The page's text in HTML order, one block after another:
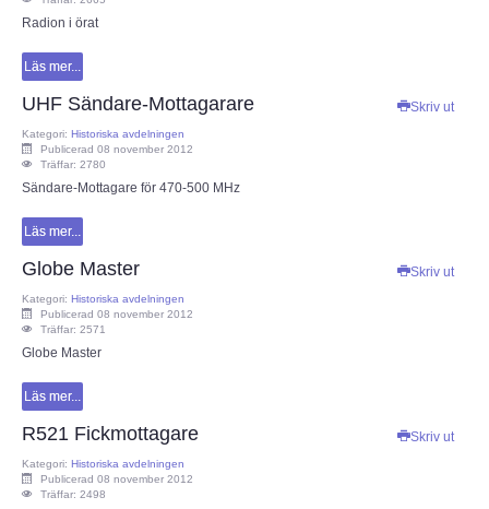
Radioskolan - Telegrafi
GDPR
Samarbetspartners
Rikstäckande föreningar
TEKNIK
Antenner och antennsystem
Digitalteknik
Experimentera med elektronik
Myter inom amatörradion
Radion i örat
Läs mer...
Skriv ut
UHF Sändare-Mottagarare
Kategori: Historiska avdelningen
Publicerad 08 november 2012
Träffar: 2780
Sändare-Mottagare för 470-500 MHz
Läs mer...
Skriv ut
Globe Master
Kategori: Historiska avdelningen
Publicerad 08 november 2012
Träffar: 2571
Globe Master
Läs mer...
Skriv ut
R521 Fickmottagare
Kategori: Historiska avdelningen
Publicerad 08 november 2012
Träffar: 2498